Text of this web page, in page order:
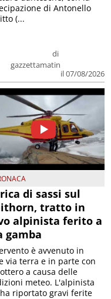
di
gazzettamatin
il 07/08/2026
di Antonello
(...
di sassi sul
tratto in
alpinista ferito a
gamba
è avvenuto in
via terra e in parte con
a causa delle
meteo. L'alpinista
riportato gravi ferite